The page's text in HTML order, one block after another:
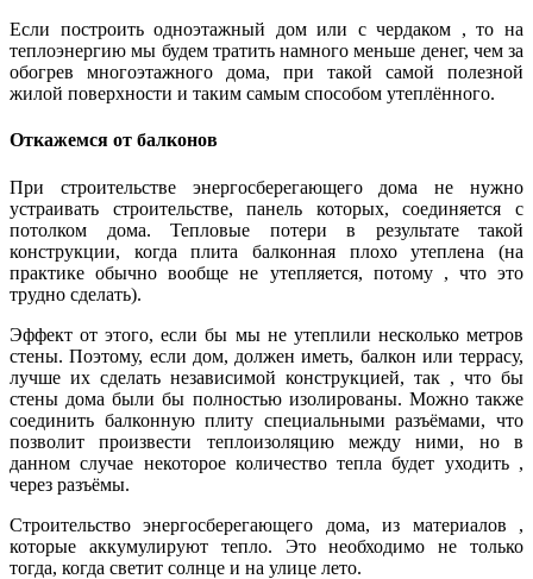
Если построить одноэтажный дом или с чердаком , то на
теплоэнергию мы будем тратить намного меньше денег, чем за
обогрев многоэтажного дома, при такой самой полезной
жилой поверхности и таким самым способом утеплённого.
Откажемся от балконов
При строительстве энергосберегающего дома не нужно
устраивать строительстве, панель которых, соединяется с
потолком дома. Тепловые потери в результате такой
конструкции, когда плита балконная плохо утеплена (на
практике обычно вообще не утепляется, потому , что это
трудно сделать).
Эффект от этого, если бы мы не утеплили несколько метров
стены. Поэтому, если дом, должен иметь, балкон или террасу,
лучше их сделать независимой конструкцией, так , что бы
стены дома были бы полностью изолированы. Можно также
соединить балконную плиту специальными разъёмами, что
позволит произвести теплоизоляцию между ними, но в
данном случае некоторое количество тепла будет уходить ,
через разъёмы.
Строительство энергосберегающего дома, из материалов ,
которые аккумулируют тепло. Это необходимо не только
тогда, когда светит солнце и на улице лето.